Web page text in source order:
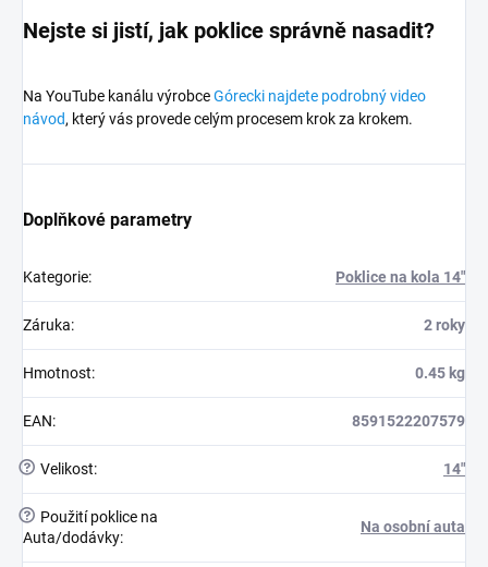
Nejste si jistí, jak poklice správně nasadit?
Na YouTube kanálu výrobceGórecki najdete podrobný video
návod, který vás provede celým procesem krok za krokem.
Doplňkové parametry
Kategorie: Poklice na kola 14"
Záruka: 2 roky
Hmotnost: 0.45 kg
EAN: 8591522207579
? Velikost: 14"
?
Použití poklice na
Auta/dodávky:
Na osobní auta